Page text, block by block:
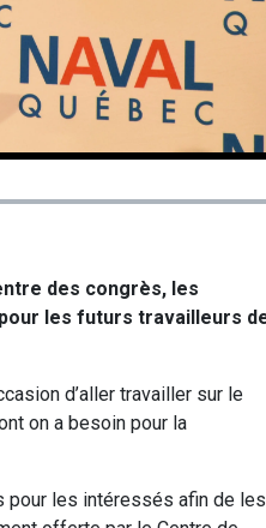
des congrès, les
les futurs travailleurs
d’aller travailler sur le
on a besoin pour la
pour les intéressés afin de les